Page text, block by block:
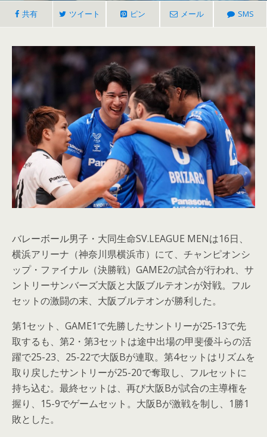
共有 ツイート ピン メール SMS
バレーボール男子・大同生命SV.LEAGUE MENは16日、
横浜アリーナ（神奈川県横浜市）にて、チャンピオンシ
ップ・ファイナル（決勝戦）GAME2の試合が行われ、サ
ントリーサンバーズ大阪と大阪ブルテオンが対戦。フル
セットの激闘の末、大阪ブルテオンが勝利した。
第1セット、GAME1で先勝したサントリーが25-13で先
取するも、第2・第3セットは途中出場の甲斐優斗らの活
躍で25-23、25-22で大阪Bが連取。第4セットはリズムを
取り戻したサントリーが25-20で奪取し、フルセットに
持ち込む。最終セットは、再び大阪Bが試合の主導権を
握り、15-9でゲームセット。大阪Bが激戦を制し、1勝1
敗とした。